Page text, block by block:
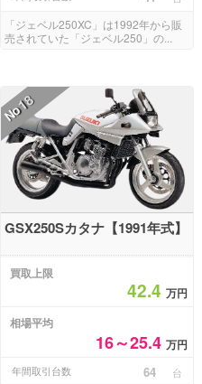
「ジェベル250XC」は1992年から販
売されていた「ジェベル250」の...
No
18
GSX250Sカタナ【1991年式】
買取上限
42.4 万円
相場平均
16～25.4 万円
年間取引台数 64 台